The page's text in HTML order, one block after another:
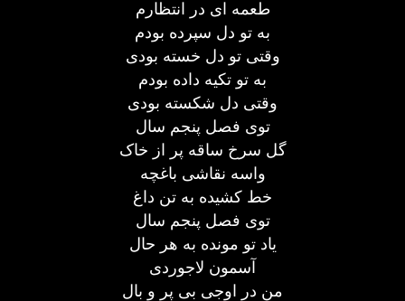
طعمه ای در انتظارم
به تو دل سپرده بودم
وقتی تو دل خسته بودی
به تو تکیه داده بودم
وقتی دل شکسته بودی
توی فصل پنجم سال
گل سرخ ساقه پر از خاک
واسه نقاشی باغچه
خط کشیده به تن داغ
توی فصل پنجم سال
یاد تو مونده به هر حال
آسمون لاجوردی
من در اوجی بی پر و بال